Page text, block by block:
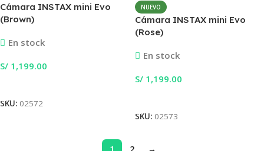
Cámara INSTAX mini Evo
(Brown)
En stock
S/ 1,199.00
SKU: 02572
NUEVO
Cámara INSTAX mini Evo
(Rose)
En stock
S/ 1,199.00
SKU: 02573